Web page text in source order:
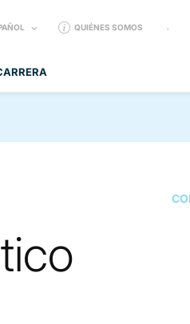
QUIÉNES SOMOS